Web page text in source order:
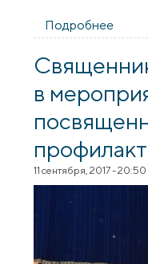
Подробнее
в
11 сентября, 2017 - 20:50